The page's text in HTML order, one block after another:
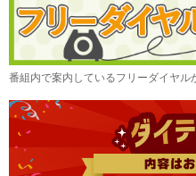
番組内で案内しているフリーダイヤル